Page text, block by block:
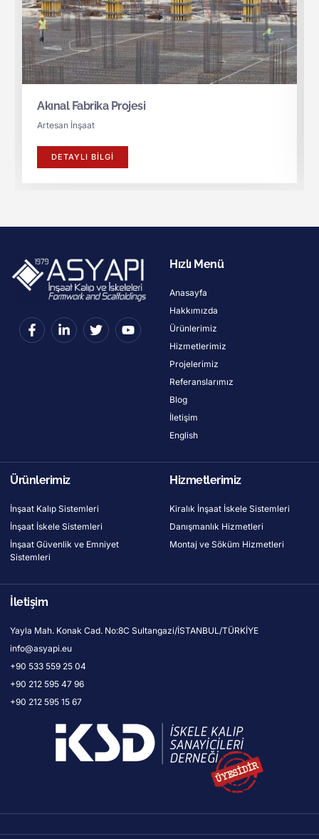
Akınal Fabrika Projesi
Artesan İnşaat
DETAYLI BILGI
Hızlı Menü
Anasayfa
Hakkımızda
Ürünlerimiz
Hizmetlerimiz
Projelerimiz
Referanslarımız
Blog
İletişim
English
Ürünlerimiz
İnşaat Kalıp Sistemleri
İnşaat İskele Sistemleri
İnşaat Güvenlik ve Emniyet
Sistemleri
Hizmetlerimiz
Kiralık İnşaat İskele Sistemleri
Danışmanlık Hizmetleri
Montaj ve Söküm Hizmetleri
İletişim
Yayla Mah. Konak Cad. No:8C Sultangazi/İSTANBUL/TÜRKİYE
info@asyapi.eu
+90 533 559 25 04
+90 212 595 47 96
+90 212 595 15 67